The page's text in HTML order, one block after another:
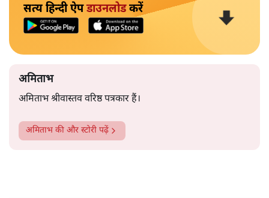
सत्य हिन्दी ऐपडाउनलोडकरें
अमिताभ
अमिताभ श्रीवास्तव वरिष्ठ पत्रकार हैं।
अमिताभ की और स्टोरी पढ़ें